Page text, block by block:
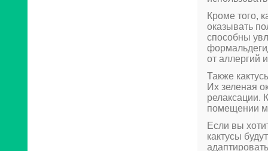
Кроме того,
оказывать
способны
от аллергий
Также
Их зеленая
релаксации.
помещении
Если вы
кактусы